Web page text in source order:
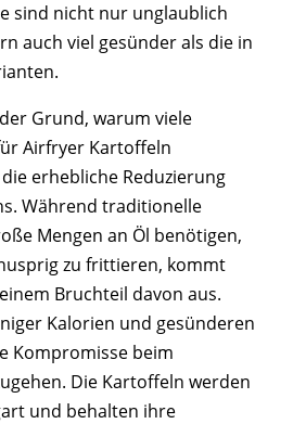
sind nicht nur unglaublich
auch viel gesünder als die in
Grund, warum viele
Airfryer Kartoffeln
erhebliche Reduzierung
Während traditionelle
Mengen an Öl benötigen,
zu frittieren, kommt
Bruchteil davon aus.
Kalorien und gesünderen
Kompromisse beim
Die Kartoffeln werden
und behalten ihre